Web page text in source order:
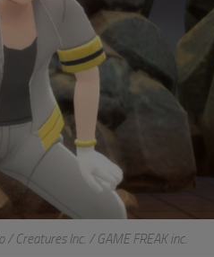
Inc. / GAME FREAK inc.